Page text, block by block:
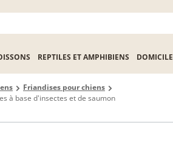
REPTILES ET AMPHIBIENS DOMICILE
Friandises pour chiens
à base d'insectes et de saumon